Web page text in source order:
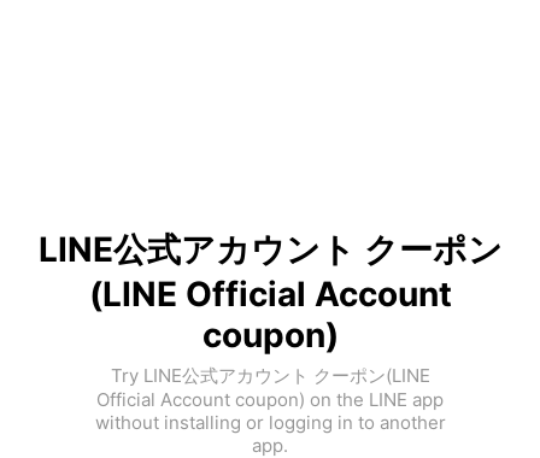
LINE公式アカウント クーポン
(LINE Official Account
coupon)
Try LINE公式アカウント クーポン(LINE
Official Account coupon) on the LINE app
without installing or logging in to another
app.